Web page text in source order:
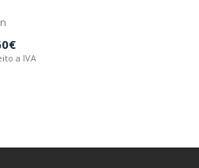
a IVA